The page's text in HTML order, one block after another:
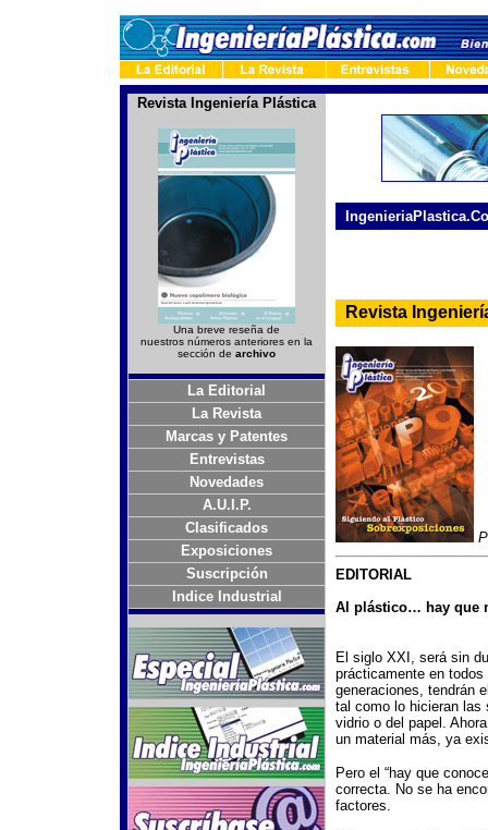
Revista Ingeniería Plástica
Una breve reseña de
nuestros números anteriores en la
sección de archivo
La Editorial
La Revista
Marcas y Patentes
Entrevistas
Novedades
A.U.I.P.
Clasificados
Exposiciones
Suscripción
Indice Industrial
Revista
EDITORIAL
Al plástico… hay que
El siglo XXI, será sin
prácticamente en
generaciones, tendrán
tal como lo hicieran las
vidrio o del papel.
un material más, ya
Pero el “hay que
correcta. No se ha
factores.